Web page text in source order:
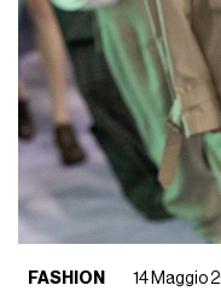
FASHION
14 Maggio